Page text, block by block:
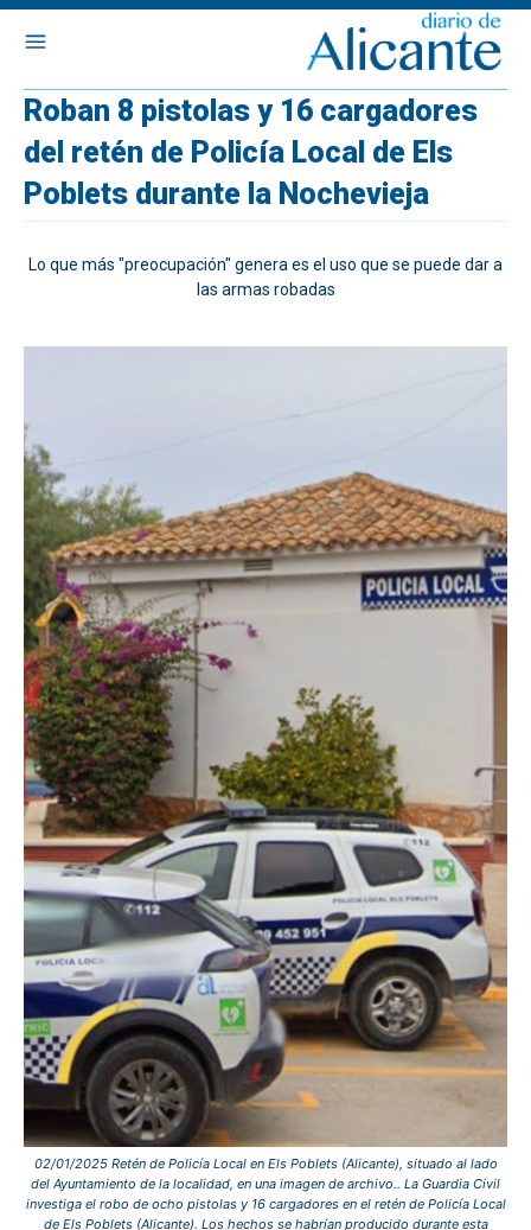
Roban 8 pistolas y 16 cargadores
del retén de Policía Local de Els
Poblets durante la Nochevieja
Lo que más "preocupación" genera es el uso que se puede dar a
las armas robadas
02/01/2025 Retén de Policía Local en Els Poblets (Alicante), situado al lado
del Ayuntamiento de la localidad, en una imagen de archivo.. La Guardia Civil
investiga el robo de ocho pistolas y 16 cargadores en el retén de Policía Local
de Els Poblets (Alicante). Los hechos se habrían producido durante esta